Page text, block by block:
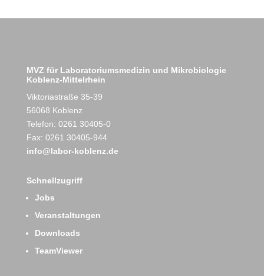
MVZ für Laboratoriumsmedizin und Mikrobiologie
Koblenz-Mittelrhein
Viktoriastraße 35-39
56068 Koblenz
Telefon: 0261 30405-0
Fax: 0261 30405-944
info@labor-koblenz.de
Schnellzugriff
Jobs
Veranstaltungen
Downloads
TeamViewer